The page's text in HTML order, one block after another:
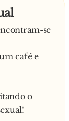
se
café e
o